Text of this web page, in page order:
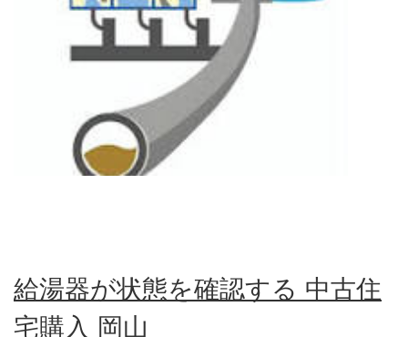
給湯器が状態を確認する 中古住
宅購入 岡山